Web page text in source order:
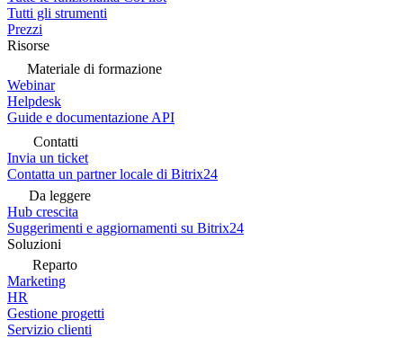
Tutti gli strumenti
Prezzi
Risorse
Materiale di formazione
Webinar
Helpdesk
Guide e documentazione API
Contatti
Invia un ticket
Contatta un partner locale di Bitrix24
Da leggere
Hub crescita
Suggerimenti e aggiornamenti su Bitrix24
Soluzioni
Reparto
Marketing
HR
Gestione progetti
Servizio clienti